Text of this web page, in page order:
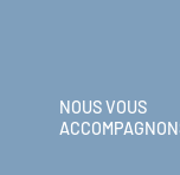
NOUS VOUS